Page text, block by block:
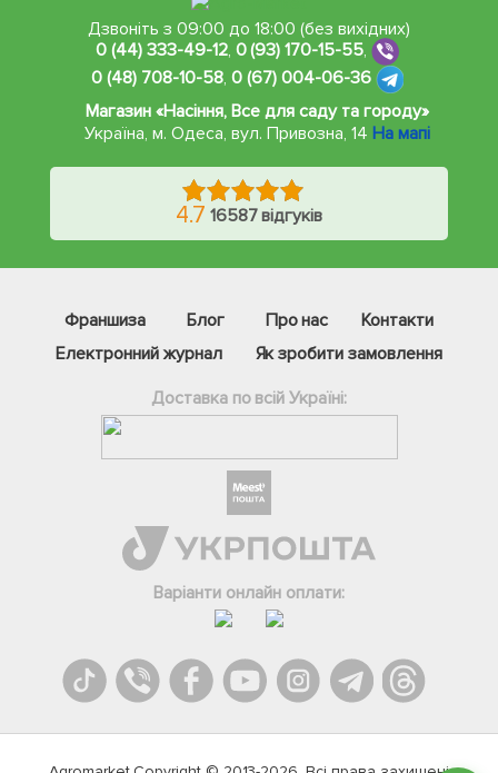
Дзвоніть з 09:00 до 18:00 (без вихідних)
0 (44) 333-49-12, 0 (93) 170-15-55,
0 (48) 708-10-58, 0 (67) 004-06-36
Магазин «Насіння, Все для саду та городу»
Україна, м. Одеса,вул. Привозна, 14 На мапі
4.7 16587 відгуків
Франшиза Блог Про нас
Контакти
Електронний журнал
Як зробити замовлення
Доставка по всій Україні:
Варіанти онлайн оплати:
Фейсбук
Інстаграм
Онлайн чат